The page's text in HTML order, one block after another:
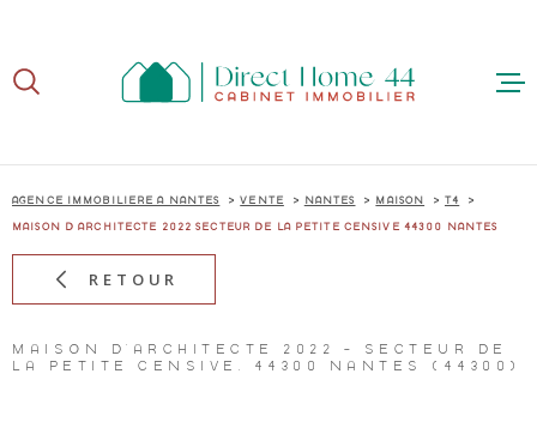
recherche
menu
principal
contenu
AGENCE IMMOBILIÈRE À NANTES VENTE NANTES MAISON T4
MAISON D ARCHITECTE 2022 SECTEUR DE LA PETITE CENSIVE 44300 NANTES
RETOUR
MAISON D'ARCHITECTE 2022 - SECTEUR DE
LA PETITE CENSIVE, 44300 NANTES (44300)